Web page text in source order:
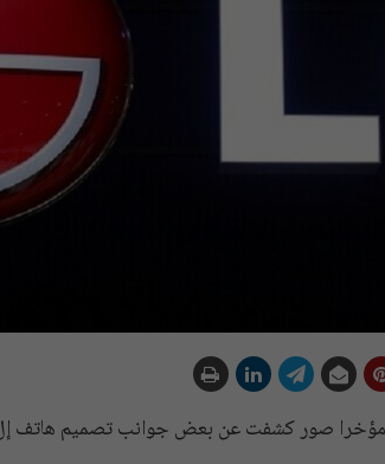
صور كشفت عن بعض جوانب تصميم هاتف إل